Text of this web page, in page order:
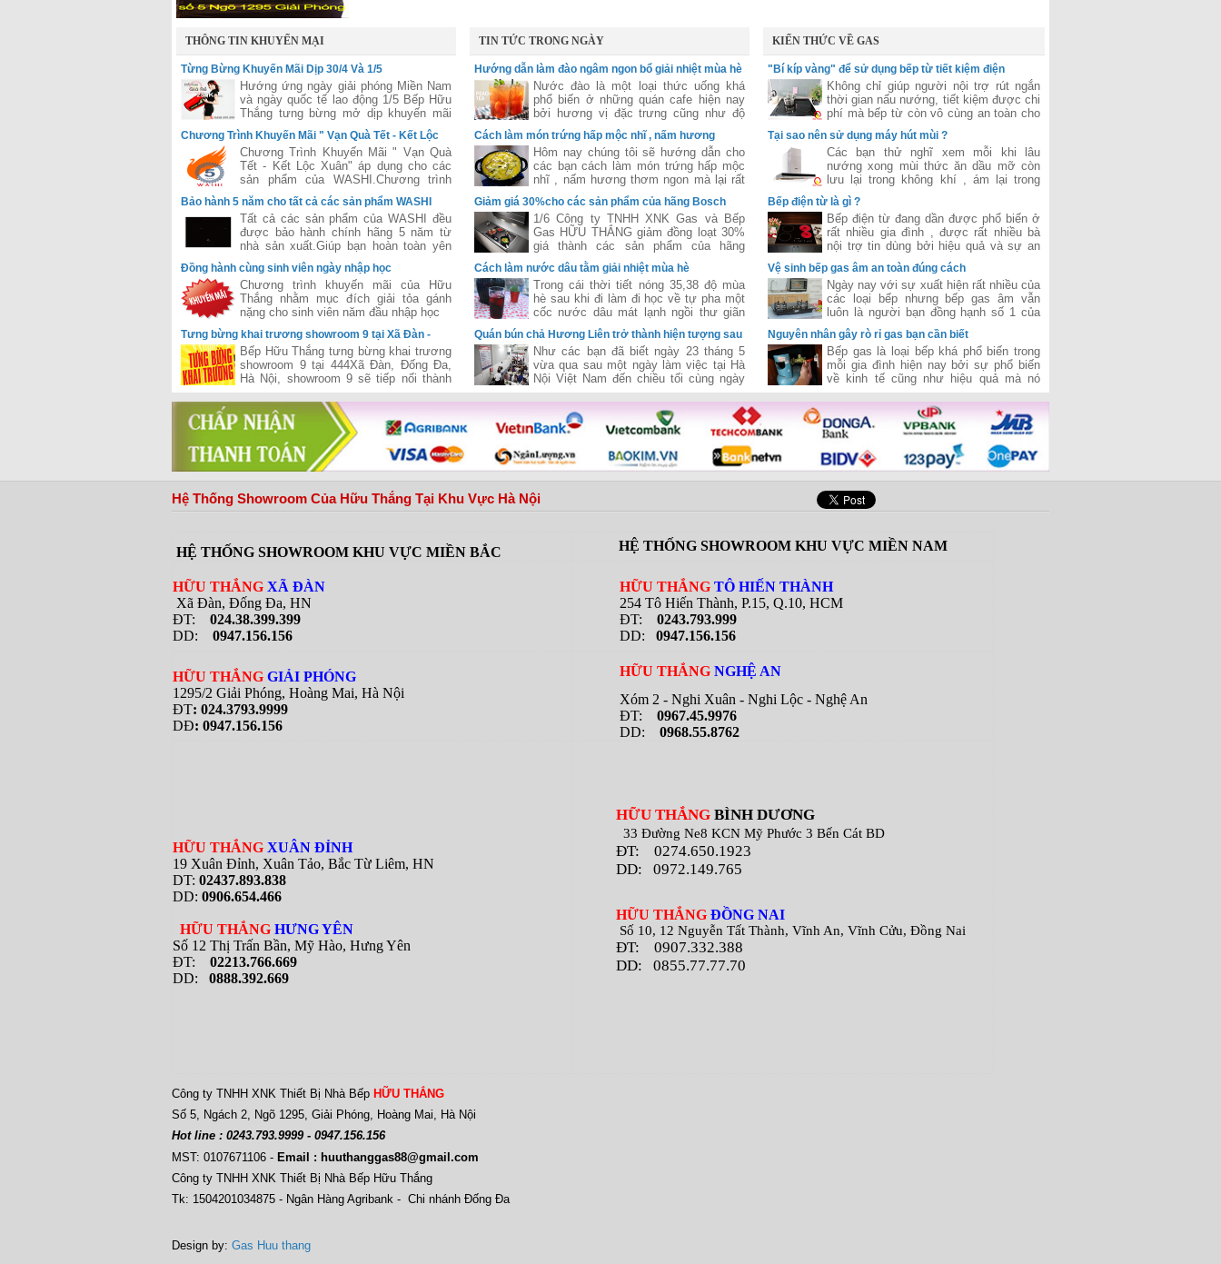
THÔNG TIN KHUYẾN MẠI
Từng Bừng Khuyến Mãi Dịp 30/4 Và 1/5
Hướng ứng ngày giải phóng Miền Nam
và ngày quốc tế lao động 1/5 Bếp Hữu
Thắng tưng bừng mở dịp khuyến mãi
lớn áp dụng cho tất các hệ thống của
Hữu Thắng trên toàn quốc
Chương Trình Khuyến Mãi " Vạn Quà Tết - Kết Lộc
Chương Trình Khuyến Mãi " Vạn Quà
Tết - Kết Lộc Xuân" áp dụng cho các
sản phẩm của WASHI.Chương trình
được đánh giá là lớn nhất năm 2015
của hãng WASHI
Bảo hành 5 năm cho tất cả các sản phẩm WASHI
Tất cả các sản phẩm của WASHI đều
được bảo hành chính hãng 5 năm từ
nhà sản xuất.Giúp bạn hoàn toàn yên
tâm trong suốt quá trình sử dụng.
Đồng hành cùng sinh viên ngày nhập học
Chương trình khuyến mãi của Hữu
Thắng nhằm mục đích giải tỏa gánh
nặng cho sinh viên năm đầu nhập học
Tưng bừng khai trương showroom 9 tại Xã Đàn -
Đống Đa - Hà NộiBếp Hữu Thắng tưng bừng khai trương
showroom 9 tại 444Xã Đàn, Đống Đa,
Hà Nội, showroom 9 sẽ tiếp nối thành
công của chuỗi siêu thị của Hữu Thắng
đã khai trương và hiện đang vận hành
hiệu quả trên cả hai miền Nam-Bắc,
đưa Hữu Thắng gần hơn với vị trí nhà
phân phối hàng đầu bếp và thiết bị bếp
tại Việt Nam
TIN TỨC TRONG NGÀY
Hướng dẫn làm đào ngâm ngon bổ giải nhiệt mùa hè
Nước đào là một loại thức uống khá
phổ biến ở những quán cafe hiện nay
bởi hương vị đặc trưng cũng như độ
hấp dẫn của loại thức uống này .
Cách làm món trứng hấp mộc nhĩ , nấm hương
Hôm nay chúng tôi sẽ hướng dẫn cho
các bạn cách làm món trứng hấp mộc
nhĩ , nấm hương thơm ngon mà lại rất
Giảm giá 30%cho các sản phẩm của hãng Bosch
1/6 Công ty TNHH XNK Gas và Bếp
Gas HỮU THẮNG giảm đồng loạt 30%
giá thành các sản phẩm của hãng
Bosch một hãng nội thất nhà bếp nổi
tiếng đến từ nước Đức .
Cách làm nước dâu tằm giải nhiệt mùa hè
Trong cái thời tiết nóng 35,38 độ mùa
hè sau khi đi làm đi học về tự pha một
cốc nước dâu mát lạnh ngồi thư giãn
thì còn gì bằng
Quán bún chả Hương Liên trở thành hiện tượng sau
khi đón Tổng Thống Obama
Như các bạn đã biết ngày 23 tháng 5
vừa qua sau một ngày làm việc tại Hà
Nội Việt Nam đến chiều tối cùng ngày
tổng thống Mỹ Obama đã ghé thăm
quán bún chả Hương Liên ở Hà Nội .
KIẾN THỨC VỀ GAS
"Bí kíp vàng" để sử dụng bếp từ tiết kiệm điện
Không chỉ giúp người nội trợ rút ngắn
thời gian nấu nướng, tiết kiệm được chi
phí mà bếp từ còn vô cùng an toàn cho
người sử dụng.
Tại sao nên sử dụng máy hút mùi ?
Các bạn thử nghĩ xem mỗi khi lâu
nướng xong mùi thức ăn dầu mỡ còn
lưu lại trong không khí , ám lại trong
phòng cho chúng ta cảm giác rất là ngột
ngạt và khó chịu . Chưa kể nếu như
hôm nào nhà bạn ăn những đồ ăn có
mùi nồng tanh như cá , mắm tôm , dầu
rán ,... thì cảm giác khó chịu khó thở vô
cùng. Làm cho bữa ăn của chúng ta trở
nên mất ngon
Bếp điện từ là gì ?
Bếp điện từ đang dần được phổ biến ở
rất nhiều gia đình , được rất nhiều bà
nội trợ tin dùng bởi hiệu quả và sự an
toàn tiết kiệm nó mang lại .Nhưng rất
nhiều người còn băn khoăn bếp điện từ
là loại bếp như nào ? Liệu nó có giống
bếp từ ? Hôm nay chúng tôi sẽ giải
thích cho bạn ?
Vệ sinh bếp gas âm an toàn đúng cách
Ngày nay với sự xuất hiện rất nhiều của
các loại bếp nhưng bếp gas âm vẫn
luôn là người bạn đồng hạnh số 1 của
các bà nội trợ bởi nó hiệu quả và tiết
kiệm chi phí . Thế nhưng sau 1 thời
gian đun nấu với nhiều vết dầu mỡ ,
thức ăn bám vào khiến bếp xuống cấp
làm tuổi thọ của bếp giảm đi nếu bạn
không biết vệ sinh bếp đúng cách
Nguyên nhân gây rò rỉ gas bạn cần biết
Bếp gas là loại bếp khá phổ biến trong
mỗi gia đình hiện nay bởi sự phổ biến
về kinh tế cũng như hiệu quả mà nó
mang lại . Bên cạnh đó trong quá trình
sử dụng cũng có rất nhiều nguyên nhân
khiến gas bị rò rì đem lại nhưng mối
nguy hiểm tiềm ẩn
Hệ Thống Showroom Của Hữu Thắng Tại Khu Vực Hà Nội
HỆ THỐNG SHOWROOM KHU VỰC MIỀN BẮC HỆ THỐNG SHOWROOM KHU VỰC MIỀN NAM
HỮU THẮNG XÃ ĐÀN
Xã Đàn, Đống Đa, HN
ĐT: 024.38.399.399
DD:
0947.156.156
HỮU THẮNG TÔ HIẾN THÀNH
254 Tô Hiến Thành, P.15, Q.10, HCM
ĐT: 0243.793.999
DD: 0947.156.156
HỮU THẮNG GIẢI PHÓNG
1295/2 Giải Phóng, Hoàng Mai, Hà Nội
ĐT: 024.3793.9999
DĐ: 0947.156.156
HỮU THẮNG NGHỆ AN
Xóm 2 - Nghi Xuân - Nghi Lộc - Nghệ An
ĐT: 0967.45.9976
DD: 0968.55.8762
HỮU THẮNG XUÂN ĐỈNH
19 Xuân Đỉnh, Xuân Tảo, Bắc Từ Liêm, HN
DT: 02437.893.838
DD: 0906.654.466
HỮU THẮNG HƯNG YÊN
Số 12 Thị Trấn Bần, Mỹ Hào, Hưng Yên
ĐT: 02213.766.669
DD: 0888.392.669
HỮU THẮNG BÌNH DƯƠNG
33 Đường Ne8 KCN Mỹ Phước 3 Bến Cát BD
ĐT:
0274.650.1923
DD: 0972.149.765
HỮU THẮNG ĐỒNG NAI
Số 10, 12 Nguyễn Tất Thành, Vĩnh An, Vĩnh Cửu, Đồng Nai
ĐT:
0907.332.388
DD: 0855.77.77.70
Công ty TNHH XNK Thiết Bị Nhà Bếp HỮU THẮNG
Số 5, Ngách 2, Ngõ 1295, Giải Phóng, Hoàng Mai, Hà Nội
Hot line : 0243.793.9999 - 0947.156.156
MST: 0107671106 - Email : huuthanggas88@gmail.com
Công ty TNHH XNK Thiết Bị Nhà Bếp Hữu Thắng
Tk: 1504201034875 - Ngân Hàng Agribank - Chi nhánh Đống Đa
Design by: Gas Huu thang